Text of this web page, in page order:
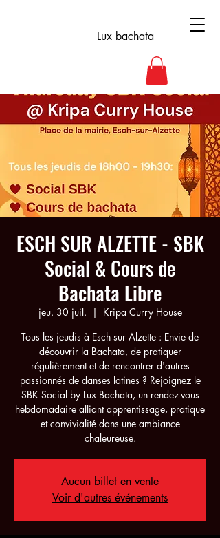
Lux bachata
ESCH SUR ALZETTE - SBK
Social & Cours de
Bachata Libre
jeu. 30 juil.
  |
Kripa Curry House
Tous les jeudis à Esch sur Alzette : Envie de
découvrir la Bachata, de pratiquer
régulièrement et de rencontrer d'autres
passionnés de danses latines ? Rejoignez le
SBK Social by Lux Bachata, un rendez-vous
hebdomadaire alliant apprentissage, pratique
et convivialité dans une ambiance
chaleureuse.
Aucun billet en vente
Voir d'autres événements